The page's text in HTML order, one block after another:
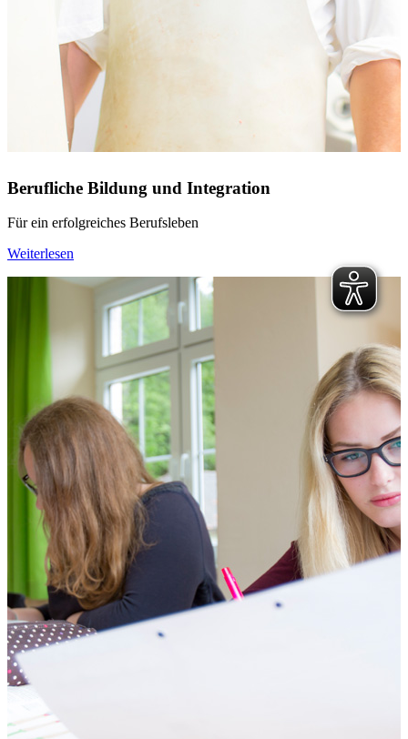
Berufliche Bildung und Integration
Für ein erfolgreiches Berufsleben
Weiterlesen